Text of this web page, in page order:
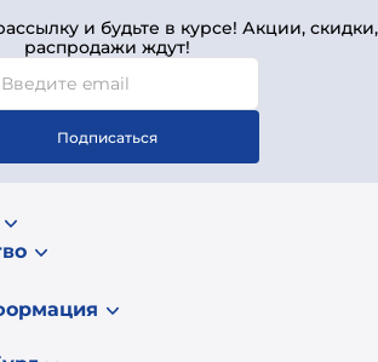
и будьте в курсе! Акции, скидки,
распродажи ждут!
Подписаться